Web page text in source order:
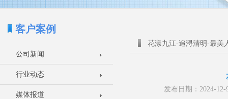
客户案例
公司新闻
行业动态
媒体报道
花漾九江-追浔清明-最美
发布日期：2024-